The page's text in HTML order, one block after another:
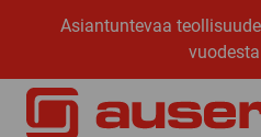
Asiantuntevaa